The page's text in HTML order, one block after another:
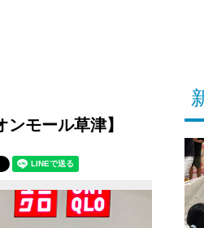
モール草津】